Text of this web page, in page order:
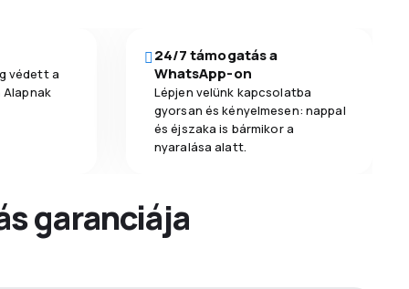
védett a
24/7 támogatás a
WhatsApp-on
Lépjen velünk kapcsolatba
gyorsan és kényelmesen: nappal
és éjszaka is bármikor a
nyaralása alatt.
garanciája